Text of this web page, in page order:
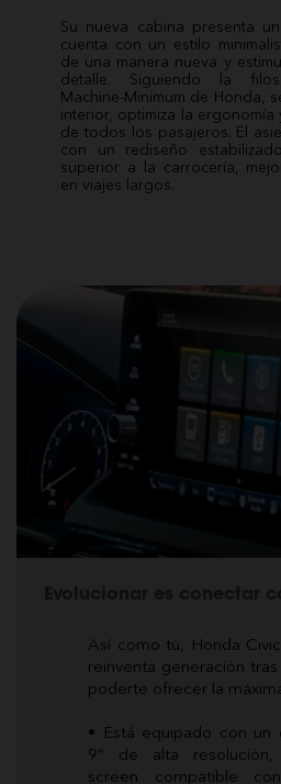
Su nueva cabina presenta
cuenta con un estilo
de una manera nueva y
detalle. Siguiendo la
Machine-Minimum de Honda,
interior, optimiza la
de todos los pasajeros. El
con un rediseño
superior a la carrocería,
en viajes largos.
Así como tú, Honda
reinventa generación
poderte ofrecer la
• Está equipado con un
9” de alta resolución,
screen compatible